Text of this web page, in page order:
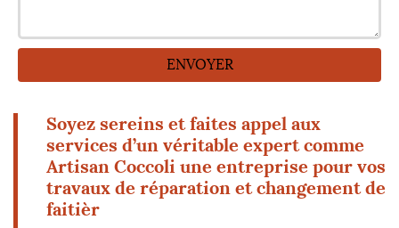
Soyez sereins et faites appel aux
services d’un véritable expert comme
Artisan Coccoli une entreprise pour vos
travaux de réparation et changement de
faitièr